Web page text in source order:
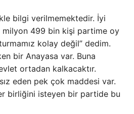
bilgi verilmemektedir. İyi
milyon 499 bin kişi partime oy
kolay değil” dedim.
bir Anayasa var. Buna
ortadan kalkacaktır.
eden pek çok maddesi var.
birliğini isteyen bir partide bu